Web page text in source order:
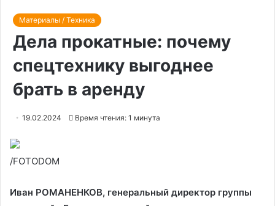
Материалы / Техника
Дела прокатные: почему
спецтехнику выгоднее
брать в аренду
19.02.2024 Время чтения: 1 минута
/FOTODOM
Иван РОМАНЕНКОВ, генеральный директор группы